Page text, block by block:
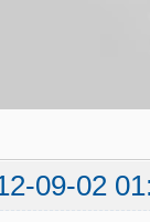
09-02